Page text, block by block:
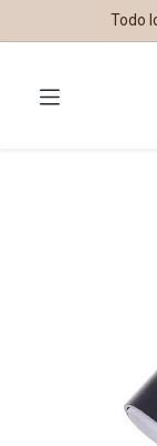
Todo